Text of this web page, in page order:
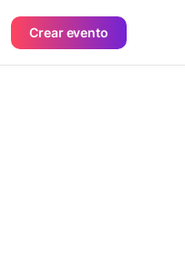
Crear evento